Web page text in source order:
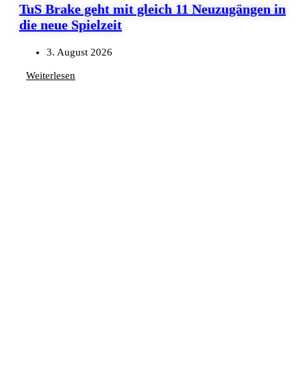
TuS Brake geht mit gleich 11 Neuzugängen in
die neue Spielzeit
3. August 2026
Weiterlesen